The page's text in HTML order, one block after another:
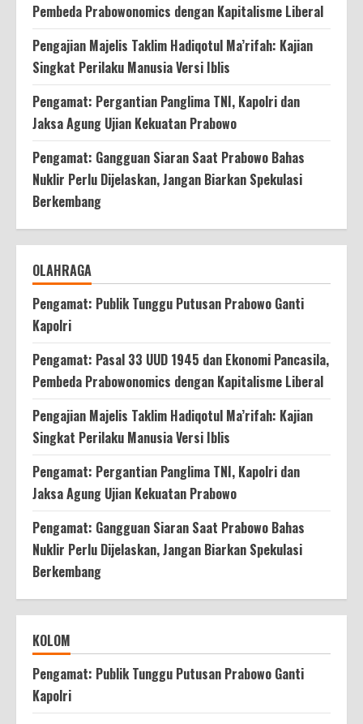
Pembeda Prabowonomics dengan Kapitalisme Liberal
Pengajian Majelis Taklim Hadiqotul Ma’rifah: Kajian
Singkat Perilaku Manusia Versi Iblis
Pengamat: Pergantian Panglima TNI, Kapolri dan
Jaksa Agung Ujian Kekuatan Prabowo
Pengamat: Gangguan Siaran Saat Prabowo Bahas
Nuklir Perlu Dijelaskan, Jangan Biarkan Spekulasi
Berkembang
OLAHRAGA
Pengamat: Publik Tunggu Putusan Prabowo Ganti
Kapolri
Pengamat: Pasal 33 UUD 1945 dan Ekonomi Pancasila,
Pembeda Prabowonomics dengan Kapitalisme Liberal
Pengajian Majelis Taklim Hadiqotul Ma’rifah: Kajian
Singkat Perilaku Manusia Versi Iblis
Pengamat: Pergantian Panglima TNI, Kapolri dan
Jaksa Agung Ujian Kekuatan Prabowo
Pengamat: Gangguan Siaran Saat Prabowo Bahas
Nuklir Perlu Dijelaskan, Jangan Biarkan Spekulasi
Berkembang
KOLOM
Pengamat: Publik Tunggu Putusan Prabowo Ganti
Kapolri